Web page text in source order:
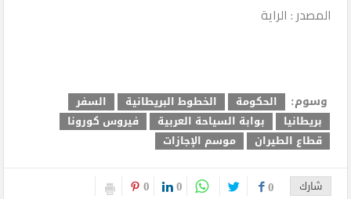
المصدر : الراية
وسوم: الحكومة الخطوط البريطانية
السفر
بريطانيا
بوابة السياحة العربية
فيروس كورونا
قطاع الطيران
موسم الإجازات
شارك 0
0
0